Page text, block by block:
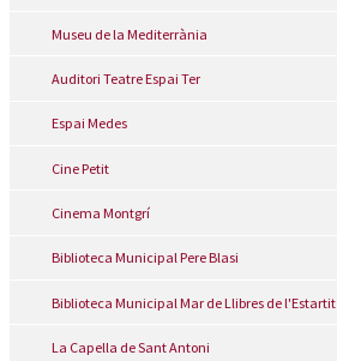
Museu de la Mediterrània
Auditori Teatre Espai Ter
Espai Medes
Cine Petit
Cinema Montgrí
Biblioteca Municipal Pere Blasi
Biblioteca Municipal Mar de Llibres de l'Estartit
La Capella de Sant Antoni